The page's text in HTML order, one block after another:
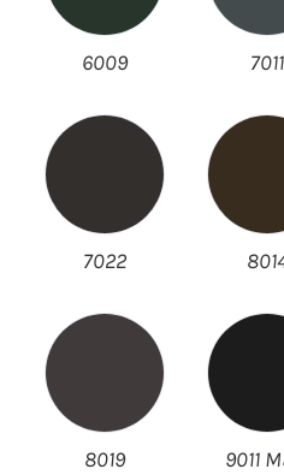
6009 7011
7022
8019 9011